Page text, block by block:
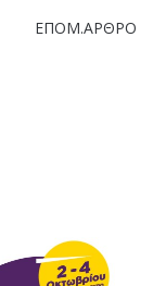
ΕΠΟΜ.ΑΡΘΡΟ